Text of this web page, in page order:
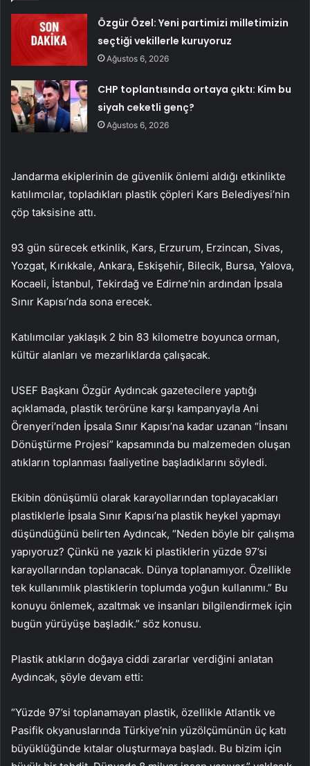
Özgür Özel: Yeni partimizi milletimizin
seçtiği vekillerle kuruyoruz
Ağustos 6, 2026
CHP toplantısında ortaya çıktı: Kim bu
siyah ceketli genç?
Ağustos 6, 2026
Jandarma ekiplerinin de güvenlik önlemi aldığı etkinlikte
katılımcılar, topladıkları plastik çöpleri Kars Belediyesi’nin
çöp taksisine attı.
93 gün sürecek etkinlik, Kars, Erzurum, Erzincan, Sivas,
Yozgat, Kırıkkale, Ankara, Eskişehir, Bilecik, Bursa, Yalova,
Kocaeli, İstanbul, Tekirdağ ve Edirne’nin ardından İpsala
Sınır Kapısı’nda sona erecek.
Katılımcılar yaklaşık 2 bin 83 kilometre boyunca orman,
kültür alanları ve mezarlıklarda çalışacak.
USEF Başkanı Özgür Aydıncak gazetecilere yaptığı
açıklamada, plastik terörüne karşı kampanyayla Ani
Örenyeri’nden İpsala Sınır Kapısı’na kadar uzanan “İnsanı
Dönüştürme Projesi” kapsamında bu malzemeden oluşan
atıkların toplanması faaliyetine başladıklarını söyledi.
Ekibin dönüşümlü olarak karayollarından toplayacakları
plastiklerle İpsala Sınır Kapısı’na plastik heykel yapmayı
düşündüğünü belirten Aydıncak, “Neden böyle bir çalışma
yapıyoruz? Çünkü ne yazık ki plastiklerin yüzde 97’si
karayollarından toplanacak. Dünya toplanamıyor. Özellikle
tek kullanımlık plastiklerin toplumda yoğun kullanımı.” Bu
konuyu önlemek, azaltmak ve insanları bilgilendirmek için
bugün yürüyüşe başladık.” söz konusu.
Plastik atıkların doğaya ciddi zararlar verdiğini anlatan
Aydıncak, şöyle devam etti:
“Yüzde 97’si toplanamayan plastik, özellikle Atlantik ve
Pasifik okyanuslarında Türkiye’nin yüzölçümünün üç katı
büyüklüğünde kıtalar oluşturmaya başladı. Bu bizim için